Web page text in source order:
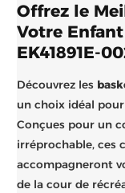
Offrez le
Votre
EK41891E-
Découvrez les
un choix idéal
Conçues pour un
irréprochable, ces
accompagneront
de la cour de